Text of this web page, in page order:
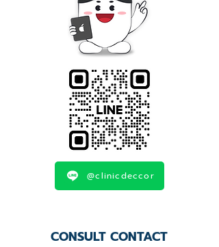
@clinicdeccor
CONSULT CONTACT